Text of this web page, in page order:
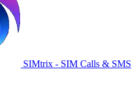
SIMtrix - SIM Calls & SMS